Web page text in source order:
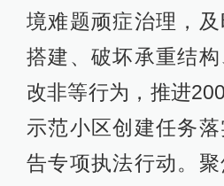
境难题顽症治理，
搭建、破坏承重结
改非等行为，推进
示范小区创建任务
告专项执法行动。